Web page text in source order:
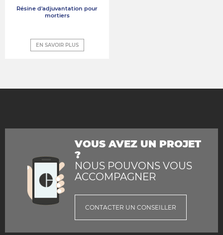
Résine d'adjuvantation pour
mortiers
EN SAVOIR PLUS
VOUS AVEZ UN PROJET
?
NOUS POUVONS VOUS
ACCOMPAGNER
CONTACTER UN CONSEILLER